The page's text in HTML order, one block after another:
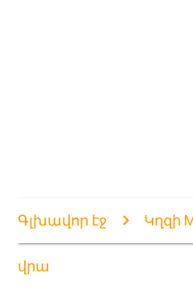
Գլխավոր էջ Կղզի
վրա